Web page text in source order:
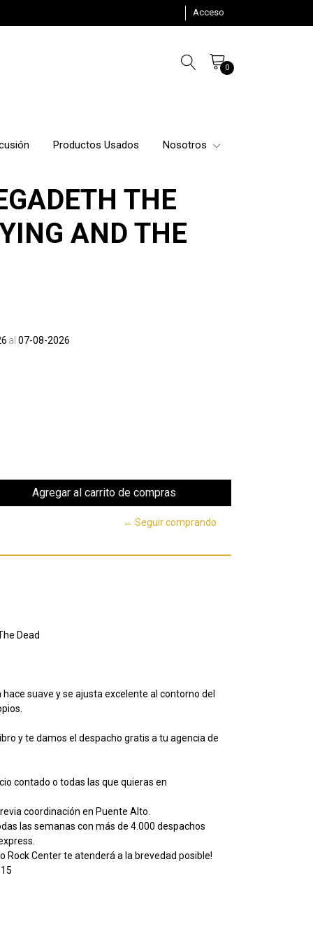
Acceso
0
Productos Usados Nosotros
THE
AND THE
al 07-08-2026
← Seguir comprando
Dead
suave y se ajusta excelente al contorno del
y te damos el despacho gratis a tu agencia de
contado o todas las que quieras en
coordinación en Puente Alto.
las semanas con más de 4.000 despachos
Rock Center te atenderá a la brevedad posible!